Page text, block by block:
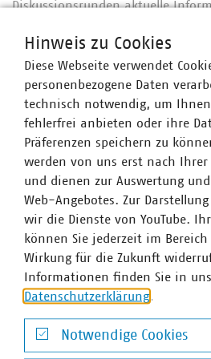
Diskussionsrunden aktuelle
lokal gestalten“ zu erörtern.
zur Wissens- und
Präsenzveranstaltungen über
angeboten. Nach Verabschiedung
Rechtsverordnung zum
voraussichtlich Ende des ersten
einer weiteren Online-
informiert werden.
Beratungsstelle klimagerechte
Brandenburg“ ist, die vielfältigen
von unterschiedlichen Akteuren
um die Umsetzung von diesen
beschleunigen. Hierzu wurde
„Vision CO2-neutrales Quartier“
wird durch die Beratungsstelle
Hinweis zu Cookies
Diese Webseite verwendet
personenbezogene Daten
technisch notwendig, um Ihnen
fehlerfrei anbieten oder ihre
Präferenzen speichern zu
werden von uns erst nach
und dienen zur Auswertung
Web-Angebotes. Zur
wir die Dienste von YouTube.
können Sie jederzeit im
Wirkung für die Zukunft
Informationen finden Sie in
Datenschutzerklärung.
Notwendige Cookies